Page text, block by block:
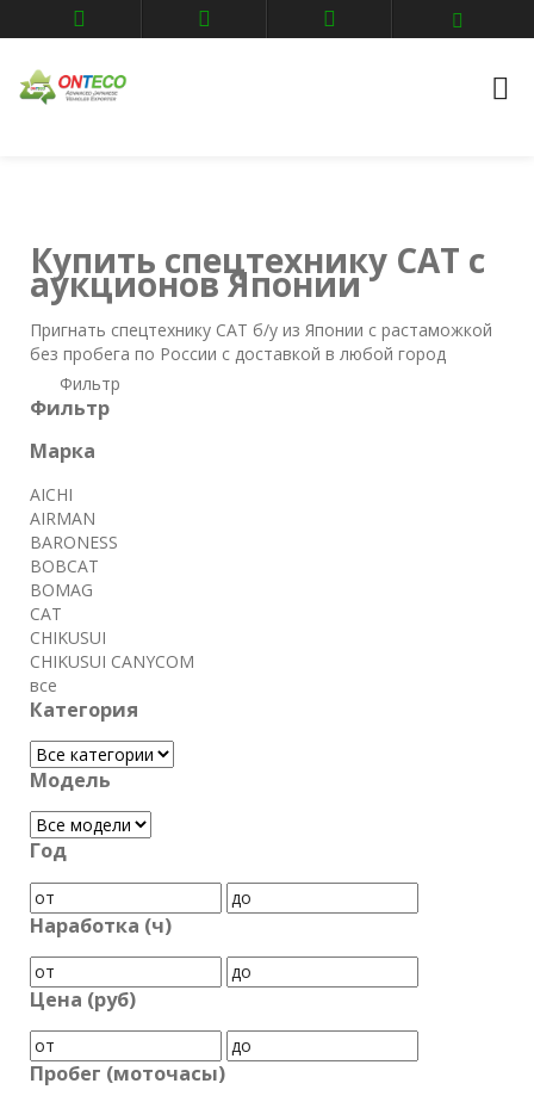
Главная
Спецтехника
Купить спецтехнику CAT с
аукционов Японии
Пригнать спецтехнику CAT б/у из Японии с растаможкой
без пробега по России с доставкой в любой город
Фильтр
Фильтр
Марка
AICHI
AIRMAN
BARONESS
BOBCAT
BOMAG
CAT
CHIKUSUI
CHIKUSUI CANYCOM
все
Категория
Модель
Год
Наработка (ч)
Цена (руб)
Пробег (моточасы)